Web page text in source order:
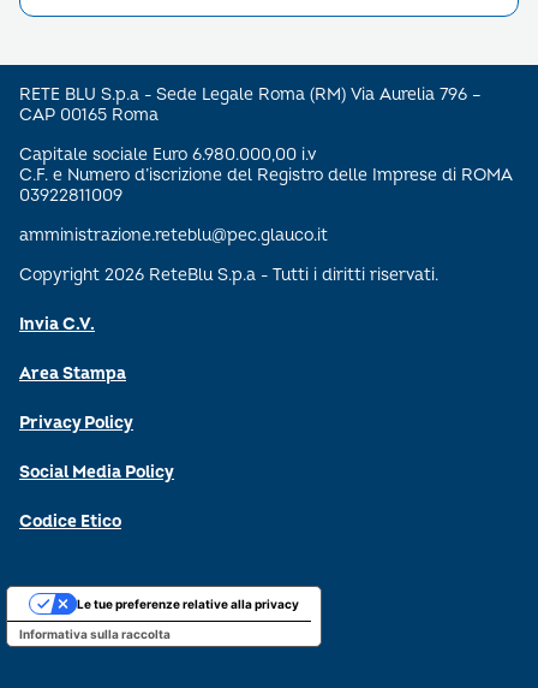
RETE BLU S.p.a - Sede Legale Roma (RM) Via Aurelia 796 –
CAP 00165 Roma
Capitale sociale Euro 6.980.000,00 i.v
C.F. e Numero d’iscrizione del Registro delle Imprese di ROMA
03922811009
amministrazione.reteblu@pec.glauco.it
Copyright 2026 ReteBlu S.p.a - Tutti i diritti riservati.
Invia C.V.
Area Stampa
Privacy Policy
Social Media Policy
Codice Etico
Informativa sulla raccolta
Le tue preferenze relative alla privacy